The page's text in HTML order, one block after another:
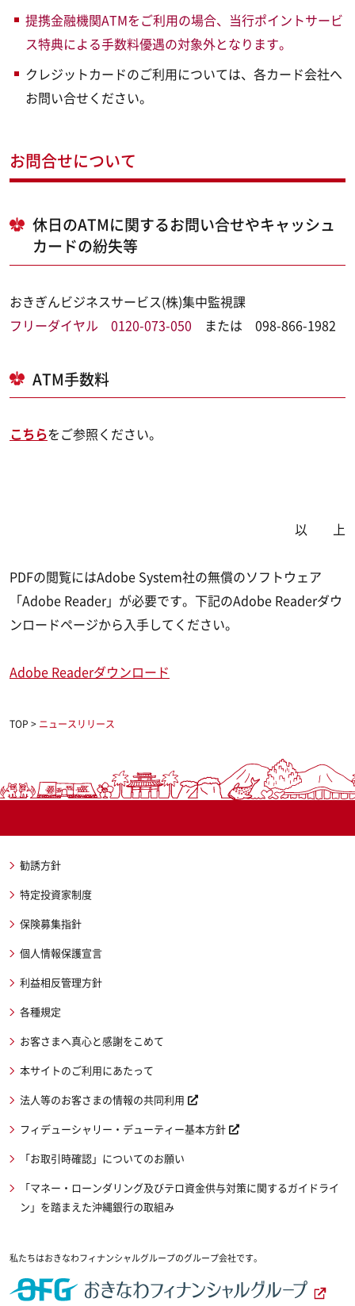
提携金融機関ATMをご利用の場合、当行ポイントサービ
ス特典による手数料優遇の対象外となります。
クレジットカードのご利用については、各カード会社へ
お問い合せください。
お問合せについて
休日のATMに関するお問い合せやキャッシュ
カードの紛失等
おきぎんビジネスサービス(株)集中監視課
フリーダイヤル 0120-073-050 または 098-866-1982
ATM手数料
こちらをご参照ください。
以 上
PDFの閲覧にはAdobe System社の無償のソフトウェア
「Adobe Reader」が必要です。下記のAdobe Readerダウ
ンロードページから入手してください。
Adobe Readerダウンロード
TOP > ニュースリリース
私たちはおきなわフィナンシャルグループのグループ会社です。
勧誘方針
特定投資家制度
保険募集指針
個人情報保護宣言
利益相反管理方針
各種規定
お客さまへ真心と感謝をこめて
本サイトのご利用にあたって
法人等のお客さまの情報の共同利用
フィデューシャリー・デューティー基本方針
「お取引時確認」についてのお願い
「マネー・ローンダリング及びテロ資金供与対策に関するガイドライ
ン」を踏まえた沖縄銀行の取組み